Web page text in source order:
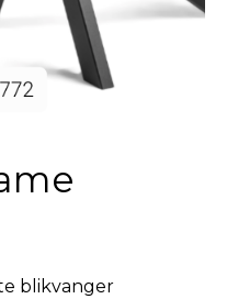
blikvanger